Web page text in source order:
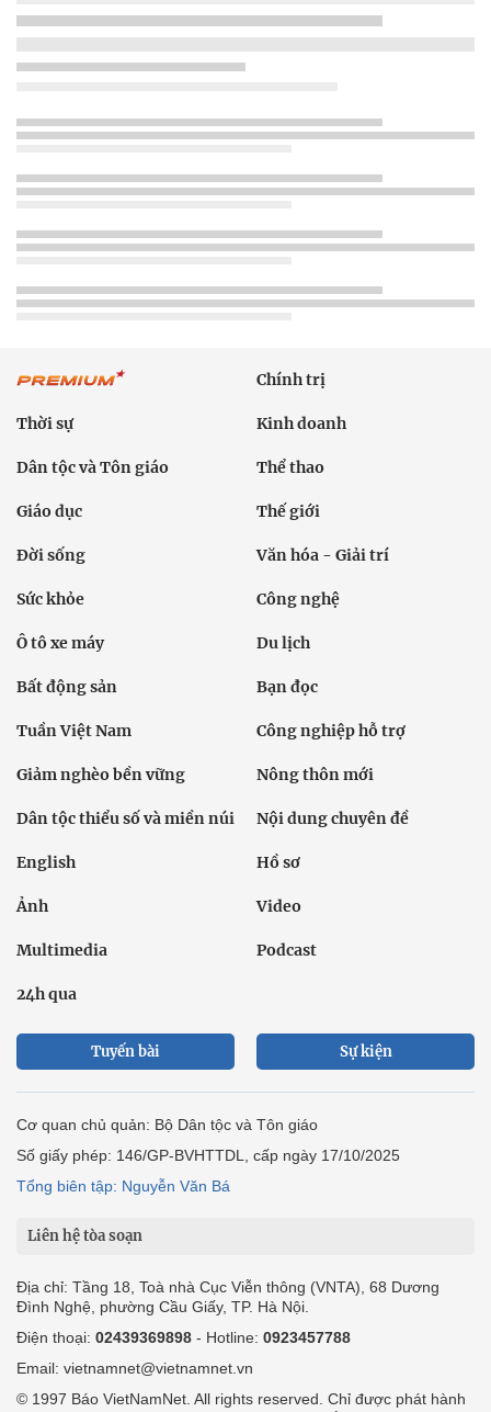
Chính trị
Thời sự Kinh doanh
Dân tộc và Tôn giáo Thể thao
Giáo dục Thế giới
Đời sống Văn hóa - Giải trí
Sức khỏe Công nghệ
Ô tô xe máy Du lịch
Bất động sản Bạn đọc
Tuần Việt Nam Công nghiệp hỗ trợ
Giảm nghèo bền vững Nông thôn mới
Dân tộc thiểu số và miền núi Nội dung chuyên đề
English Hồ sơ
Ảnh Video
Multimedia Podcast
24h qua
Tuyến bài Sự kiện
Cơ quan chủ quản: Bộ Dân tộc và Tôn giáo
Số giấy phép: 146/GP-BVHTTDL, cấp ngày 17/10/2025
Tổng biên tập: Nguyễn Văn Bá
Liên hệ tòa soạn
Địa chỉ: Tầng 18, Toà nhà Cục Viễn thông (VNTA), 68 Dương
Đình Nghệ, phường Cầu Giấy, TP. Hà Nội.
Điện thoại: 02439369898 - Hotline: 0923457788
Email: vietnamnet@vietnamnet.vn
© 1997 Báo VietNamNet. All rights reserved. Chỉ được phát hành